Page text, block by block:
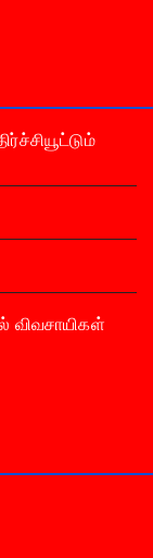
விவசாயிகள்